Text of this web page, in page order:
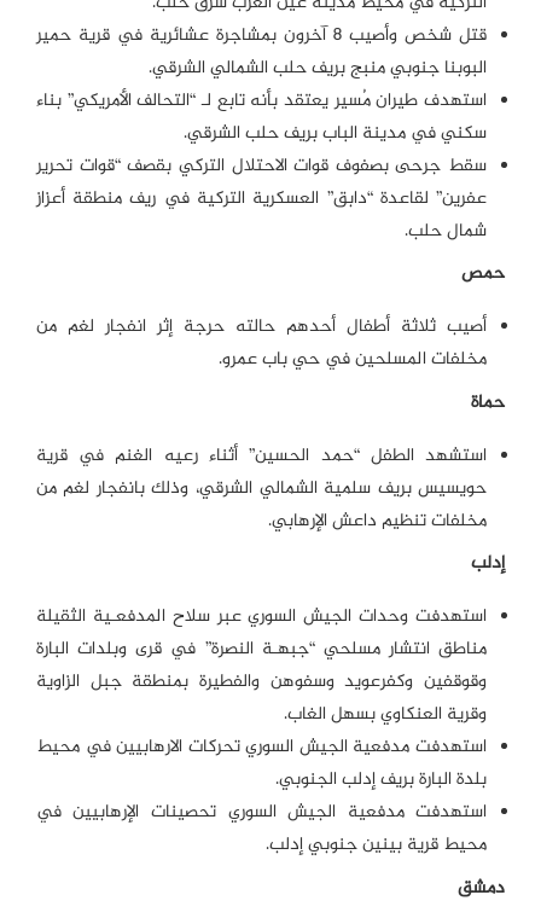
قتل شخص وأصيب 8 آخرون بمشاجرة عشائرية في قرية حمير
البوبنا جنوبي منبج بريف حلب الشمالي الشرقي.
استهدف طيران مُسير يعتقد بأنه تابع لـ “التحالف الأمريكي” بناء
سكني في مدينة الباب بريف حلب الشرقي.
سقط جرحى بصفوف قوات الاحتلال التركي بقصف “قوات تحرير
عفرين” لقاعدة “دابق” العسكرية التركية في ريف منطقة أعزاز
شمال حلب.
حمص
أصيب ثلاثة أطفال أحدهم حالته حرجة إثر انفجار لغم من
مخلفات المسلحين في حي باب عمرو.
حماة
استشهد الطفل “حمد الحسين” أثناء رعيه الغنم في قرية
حويسيس بريف سلمية الشمالي الشرقي، وذلك بانفجار لغم من
مخلفات تنظيم داعش الإرهابي.
إدلب
استهدفت وحدات الجيش السوري عبر سلاح المدفعـية الثقيلة
مناطق انتشار مسلحي “جبهـة النصرة” في قرى وبلدات البارة
وقوقفين وكفرعويد وسفوهن والفطيرة بمنطقة جبل الزاوية
وقرية العنكاوي بسهل الغاب.
استهدفت مدفعية الجيش السوري تحركات الارهابيين في محيط
بلدة البارة بريف إدلب الجنوبي.
استهدفت مدفعية الجيش السوري تحصينات الإرهابيين في
محيط قرية بينين جنوبي إدلب.
دمشق